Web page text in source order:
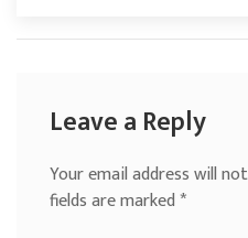
Leave a Reply
Your email address will
fields are marked*